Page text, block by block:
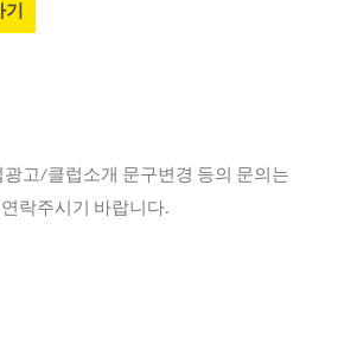
고/클럽소개 문구변경 등의 문의는
락주시기 바랍니다.